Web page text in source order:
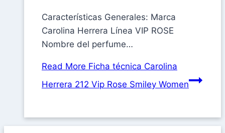
Características Generales: Marca
Carolina Herrera Línea VIP ROSE
Nombre del perfume…
Read More Ficha técnica Carolina
Herrera 212 Vip Rose Smiley Women